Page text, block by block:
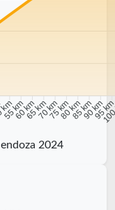
55 km60 km65 km70 km75 km80 km85 km90 km
95
2024